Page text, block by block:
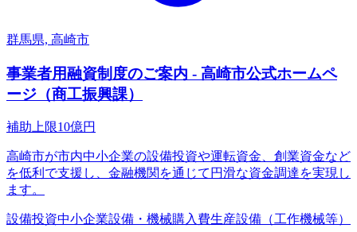
群馬県, 高崎市
事業者用融資制度のご案内 - 高崎市公式ホームペ
ージ（商工振興課）
補助上限10億円
高崎市が市内中小企業の設備投資や運転資金、創業資金など
を低利で支援し、金融機関を通じて円滑な資金調達を実現し
ます。
設備投資中小企業設備・機械購入費生産設備（工作機械等）